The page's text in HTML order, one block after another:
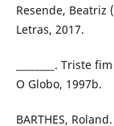
Resende, Beatriz
Letras, 2017.
________. Triste
O Globo, 1997b.
BARTHES,